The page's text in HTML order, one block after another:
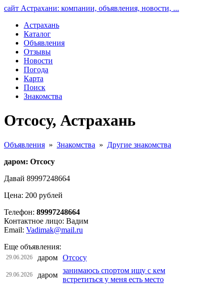
сайт Астрахани: компании, объявления, новости, ...
Астрахань
Каталог
Объявления
Отзывы
Новости
Погода
Карта
Поиск
Знакомства
Отсосу, Астрахань
Объявления » Знакомства » Другие знакомства
даром: Отсосу
Давай 89997248664
Цена: 200 рублей
Телефон: 89997248664
Контактное лицо: Вадим
Email: Vadimak@mail.ru
Еще объявления:
29.06.2026 даром Отсосу
29.06.2026 даром
занимаюсь спортом ищу с кем
встретиться у меня есть место